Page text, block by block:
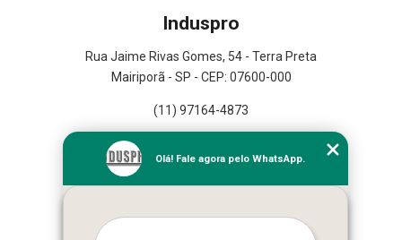
Induspro
Rua Jaime Rivas Gomes, 54 - Terra Preta
Mairiporã - SP - CEP: 07600-000
(11) 97164-4873
Empresa
Missão
Olá! Fale agora pelo WhatsApp.